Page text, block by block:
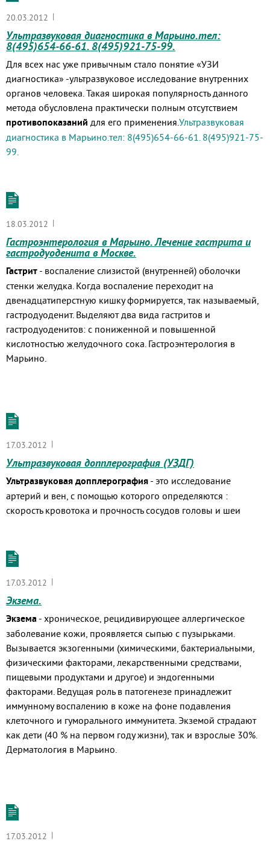
20.03.2012 |
Ультразвуковая диагностика в Марьино.тел:
8(495)654-66-61. 8(495)921-75-99.
Для всех нас уже привычным стало понятие «УЗИ
диагностика» -ультразвуковое исследование внутренних
органов человека. Такая широкая популярность данного
метода обусловлена практически полным отсутствием
противопоказаний для его применения.Ультразвуковая
диагностика в Марьино.тел: 8(495)654-66-61. 8(495)921-75-
99.
18.03.2012 |
Гастроэнтерология в Марьино. Лечение гастрита и
гастродуоденита в Москве.
Гастрит - воспаление слизистой (внутренней) оболочки
стенки желудка. Когда воспаление переходит на
двенадцатиперстную кишку формируется, так называемый,
гастродуоденит. Выделяют два вида гастритов и
гастродуоденитов: с пониженной и повышенной
кислотностью желудочного сока. Гастроэнтерология в
Марьино.
17.03.2012 |
Ультразвуковая допплерография (УЗДГ)
Ультразвуковая допплерография - это исследование
артерий и вен, с помощью которого определяются :
скорость кровотока и прочность сосудов головы и шеи
17.03.2012 |
Экзема.
Экзема - хроническое, рецидивирующее аллергическое
заболевание кожи, проявляется сыпью с пузырьками.
Вызывается экзогенными (химическими, бактериальными,
физическими факторами, лекарственными средствами,
пищевыми продуктами и другое) и эндогенными
факторами. Ведущая роль в патогенезе принадлежит
иммунному воспалению в коже на фоне подавления
клеточного и гуморального иммунитета. Экземой страдают
как дети (40 % на первом году жизни), так и взрослые 30%.
Дерматология в Марьино.
17.03.2012 |